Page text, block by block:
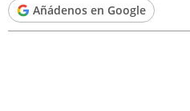
Añádenos en Google